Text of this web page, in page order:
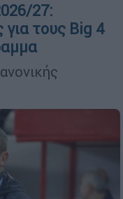
27:
τους Big 4